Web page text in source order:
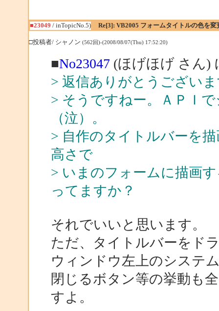
■23049 / inTopicNo.5) Re[3]: VB2005 フォームタイトルの色を変
□投稿者/ シャノン (562回)-(2008/08/07(Thu) 17:52:20)
■No23047(ほげほげ さん)
> 返信ありがとうござい
> そうですねー。ＡＰＩ
（泣）。
> 自作のタイトルバーを
高さで
> いまのフォームに描画
ってますか？
それでいいと思います。
ただ、タイトルバーをド
ウィンドウ左上のシステ
閉じるボタン等の挙動も
すよ。